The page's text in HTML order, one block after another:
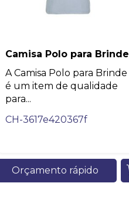
Camisa Polo para Brinde
A Camisa Polo para Brinde
é um item de qualidade
para...
CH-3617e420367f
Orçamento rápido